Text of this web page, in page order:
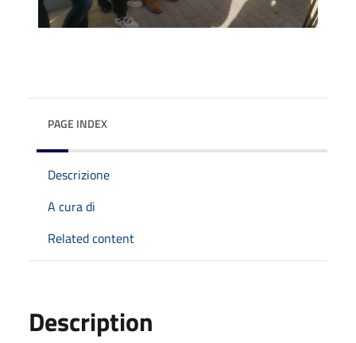
PAGE INDEX
Descrizione
A cura di
Related content
Description